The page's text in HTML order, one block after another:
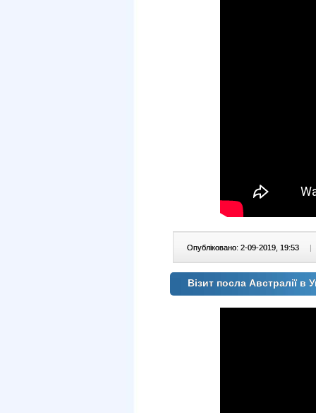
Опубліковано: 2-09-2019, 19:53 |
Візит посла Австралії